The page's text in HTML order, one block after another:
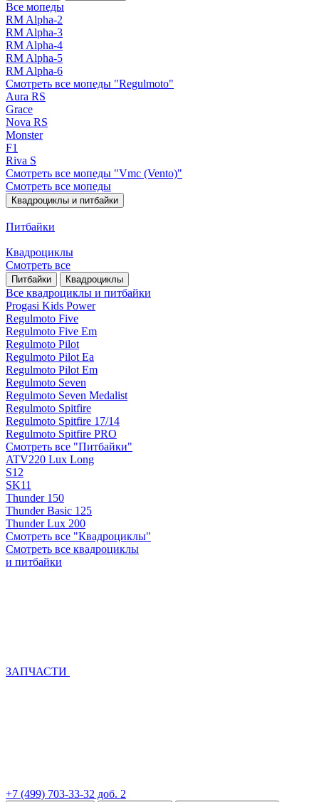
Все мопеды
RM Alpha-2
RM Alpha-3
RM Alpha-4
RM Alpha-5
RM Alpha-6
Смотреть все мопеды "Regulmoto"
Aura RS
Grace
Nova RS
Monster
F1
Riva S
Смотреть все мопеды "Vmc (Vento)"
Смотреть все мопеды
Квадроциклы и питбайки
Питбайки
Квадроциклы
Смотреть все
Питбайки Квадроциклы
Все квадроциклы и питбайки
Progasi Kids Power
Regulmoto Five
Regulmoto Five Em
Regulmoto Pilot
Regulmoto Pilot Ea
Regulmoto Pilot Em
Regulmoto Seven
Regulmoto Seven Medalist
Regulmoto Spitfire
Regulmoto Spitfire 17/14
Regulmoto Spitfire PRO
Смотреть все "Питбайки"
ATV220 Lux Long
S12
SK11
Thunder 150
Thunder Basic 125
Thunder Lux 200
Смотреть все "Квадроциклы"
Смотреть все квадроциклы
и питбайки
ЗАПЧАСТИ
+7 (499) 703-33-32 доб. 2